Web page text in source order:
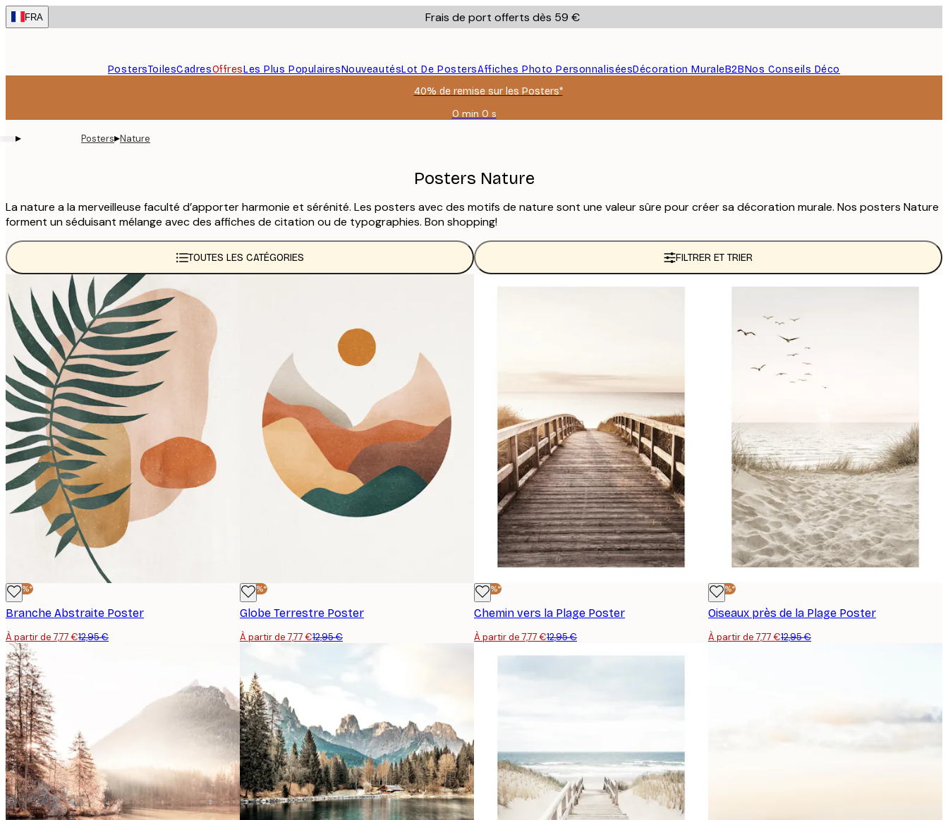
Skip
to
FRA Frais de port offerts dès 59 €
PostersToilesCadresOffresLes Plus PopulairesNouveautésLot De PostersAffiches Photo PersonnaliséesDécoration MuraleB2BNos Conseils Déco
40% de remise sur les Posters*
0 min 0 s
Valable
08-
09
▸ Posters▸Nature
Posters Nature
La nature a la merveilleuse faculté d’apporter harmonie et sérénité. Les posters avec des motifs de nature sont une valeur sûre pour créer sa décoration murale. Nos posters Nature
forment un séduisant mélange avec des affiches de citation ou de typographies. Bon shopping!
TOUTES LES CATÉGORIES FILTRER ET TRIER
-40%*
Branche Abstraite Poster
À partir de 7,77 €12,95 €
-40%*
Globe Terrestre Poster
À partir de 7,77 €12,95 €
-40%*
Chemin vers la Plage Poster
À partir de 7,77 €12,95 €
-40%*
Oiseaux près de la Plage Poster
À partir de 7,77 €12,95 €